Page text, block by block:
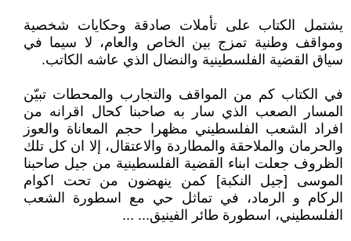
يشتمل الكتاب على تأملات صادقة وحكايات شخصية
ومواقف وطنية تمزج بين الخاص والعام، لا سيما في
سياق القضية الفلسطينية والنضال الذي عاشه الكاتب.
في الكتاب كم من المواقف والتجارب والمحطات تبيّن
المسار الصعب الذي سار به صاحبنا كحال اقرانه من
افراد الشعب الفلسطيني مظهرا حجم المعاناة والعوز
والحرمان والملاحقة والمطاردة والاعتقال، إلا ان كل تلك
الظروف جعلت ابناء القضية الفلسطينية من جيل صاحبنا
الموسى [جيل النكبة] كمن ينهضون من تحت اكوام
الركام و الرماد، في تماثل حي مع اسطورة الشعب
الفلسطيني، اسطورة طائر الفينيق... ...